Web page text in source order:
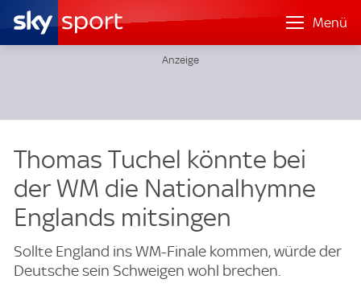
Menü
Thomas Tuchel könnte bei
der WM die Nationalhymne
Englands mitsingen
Sollte England ins WM-Finale kommen, würde der
Deutsche sein Schweigen wohl brechen.